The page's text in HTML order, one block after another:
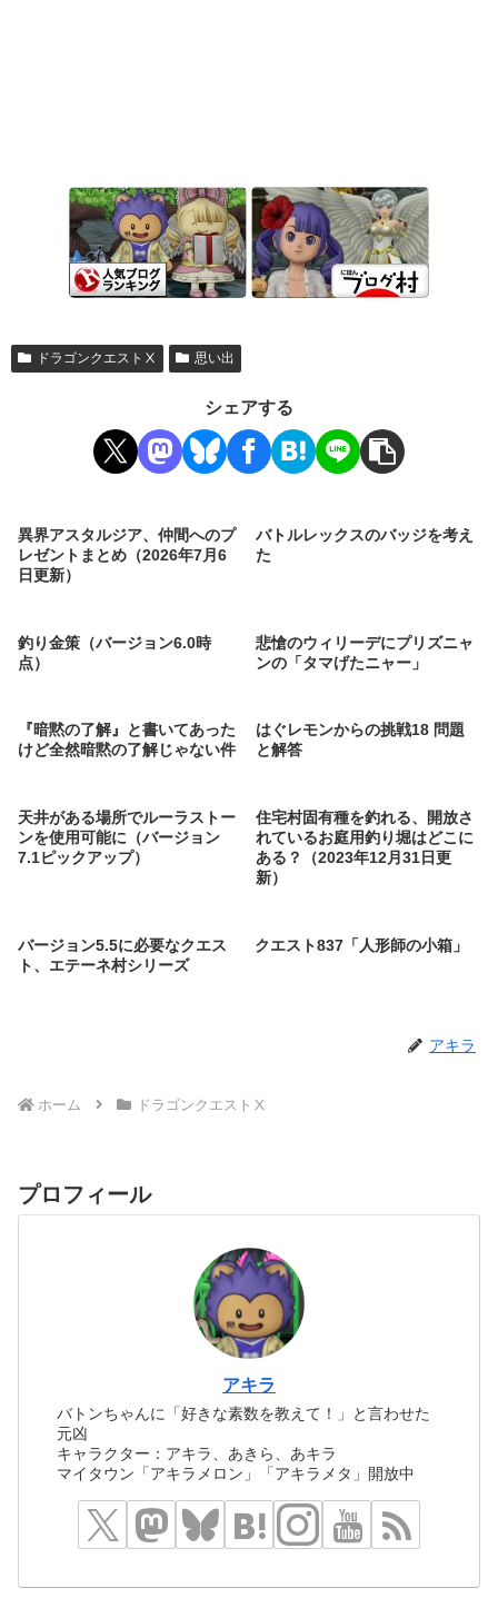
ドラゴンクエストⅩ 思い出
シェアする
異界アスタルジア、仲間へのプ
レゼントまとめ（2026年7月6
日更新）
バトルレックスのバッジを考え
た
釣り金策（バージョン6.0時
点）
悲愴のウィリーデにプリズニャ
ンの「タマげたニャー」
『暗黙の了解』と書いてあった
けど全然暗黙の了解じゃない件
はぐレモンからの挑戦18 問題
と解答
天井がある場所でルーラストー
ンを使用可能に（バージョン
7.1ピックアップ）
住宅村固有種を釣れる、開放さ
れているお庭用釣り堀はどこに
ある？（2023年12月31日更
新）
バージョン5.5に必要なクエス
ト、エテーネ村シリーズ
クエスト837「人形師の小箱」
アキラ
ホーム ドラゴンクエストⅩ
プロフィール
アキラ
バトンちゃんに「好きな素数を教えて！」と言わせた
元凶
キャラクター：アキラ、あきら、あキラ
マイタウン「アキラメロン」「アキラメタ」開放中